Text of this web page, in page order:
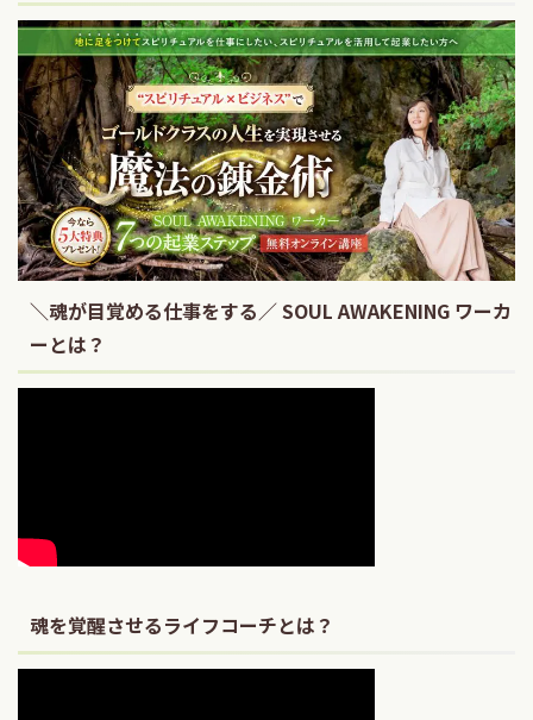
＼魂が目覚める仕事をする／ SOUL AWAKENING ワーカ
ーとは？
魂を覚醒させるライフコーチとは？